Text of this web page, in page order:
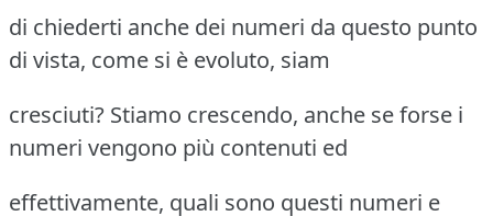
di chiederti anche dei numeri da questo punto
di vista, come si è evoluto, siam
cresciuti? Stiamo crescendo, anche se forse i
numeri vengono più contenuti ed
effettivamente, quali sono questi numeri e